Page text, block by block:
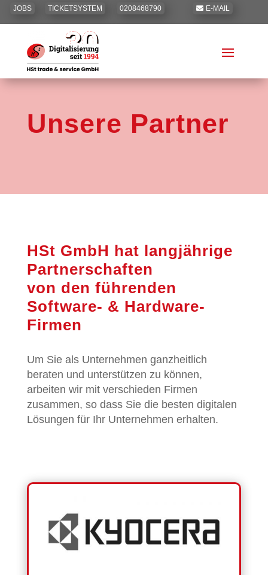
JOBS TICKETSYSTEM 0208468790 E-MAIL
Unsere Partner
HSt GmbH hat langjährige
Partnerschaften
von den führenden
Software- & Hardware-
Firmen
Um Sie als Unternehmen ganzheitlich
beraten und unterstützen zu können,
arbeiten wir mit verschieden Firmen
zusammen, so dass Sie die besten digitalen
Lösungen für Ihr Unternehmen erhalten.